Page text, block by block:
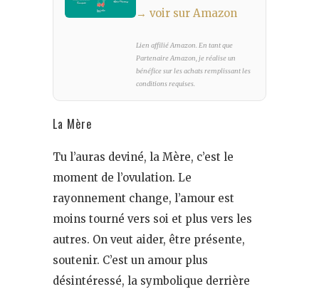
→ voir sur Amazon
Lien affilié Amazon. En tant que
Partenaire Amazon, je réalise un
bénéfice sur les achats remplissant les
conditions requises.
La Mère
Tu l’auras deviné, la Mère, c’est le
moment de l’ovulation. Le
rayonnement change, l’amour est
moins tourné vers soi et plus vers les
autres. On veut aider, être présente,
soutenir. C’est un amour plus
désintéressé, la symbolique derrière